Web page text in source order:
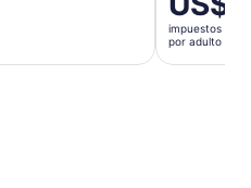
precio
es
de
impuestos y
por adulto